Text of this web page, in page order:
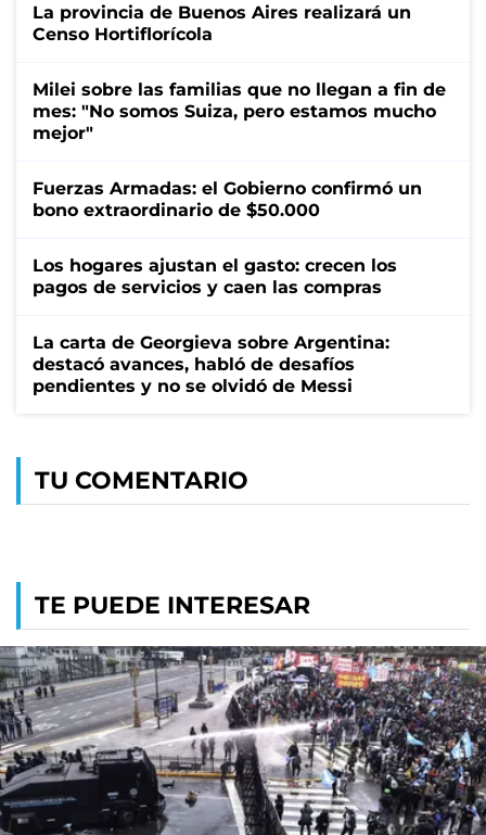
La provincia de Buenos Aires realizará un
Censo Hortiflorícola
Milei sobre las familias que no llegan a fin de
mes: "No somos Suiza, pero estamos mucho
mejor"
Fuerzas Armadas: el Gobierno confirmó un
bono extraordinario de $50.000
Los hogares ajustan el gasto: crecen los
pagos de servicios y caen las compras
La carta de Georgieva sobre Argentina:
destacó avances, habló de desafíos
pendientes y no se olvidó de Messi
TU COMENTARIO
TE PUEDE INTERESAR